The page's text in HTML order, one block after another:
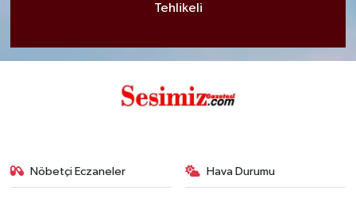
Tehlikeli
Nöbetçi Eczaneler Hava Durumu